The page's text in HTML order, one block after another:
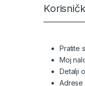
Pratite
Moj
Detalji
Adrese